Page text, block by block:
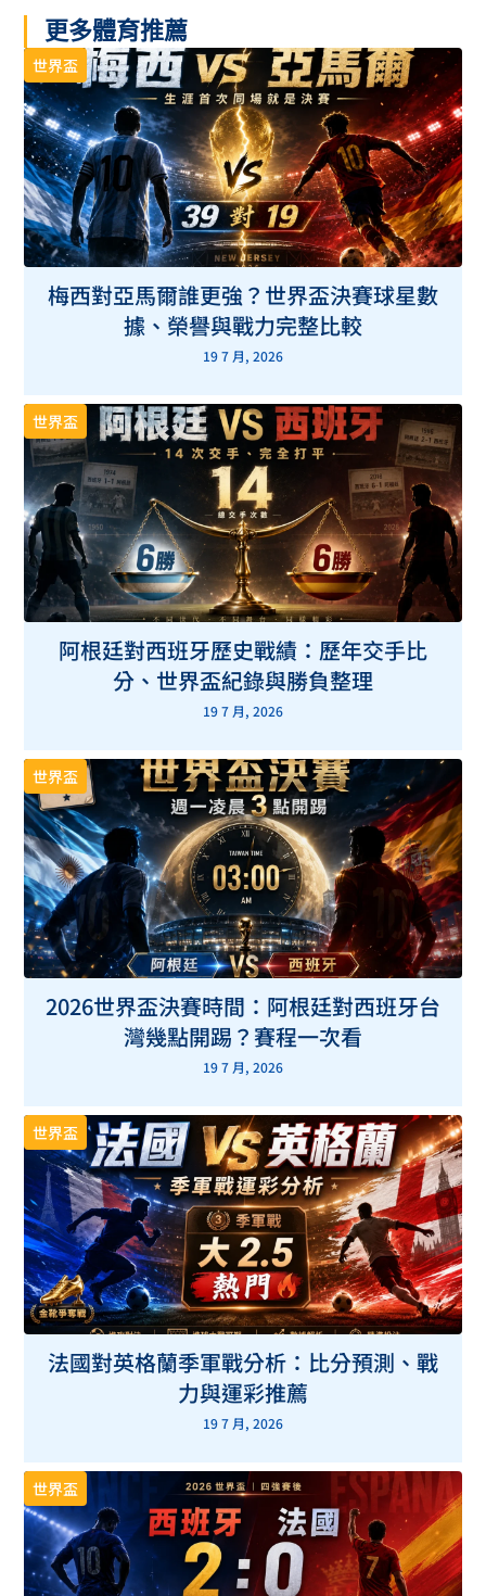
更多體育推薦
世界盃
梅西對亞馬爾誰更強？世界盃決賽球星數
據、榮譽與戰力完整比較
19 7 月, 2026
世界盃
阿根廷對西班牙歷史戰績：歷年交手比
分、世界盃紀錄與勝負整理
19 7 月, 2026
世界盃
2026世界盃決賽時間：阿根廷對西班牙台
灣幾點開踢？賽程一次看
19 7 月, 2026
世界盃
法國對英格蘭季軍戰分析：比分預測、戰
力與運彩推薦
19 7 月, 2026
世界盃